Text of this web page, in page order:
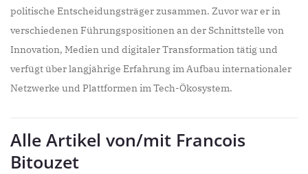
politische Entscheidungsträger zusammen. Zuvor war er in
verschiedenen Führungspositionen an der Schnittstelle von
Innovation, Medien und digitaler Transformation tätig und
verfügt über langjährige Erfahrung im Aufbau internationaler
Netzwerke und Plattformen im Tech-Ökosystem.
Alle Artikel von/mit Francois
Bitouzet